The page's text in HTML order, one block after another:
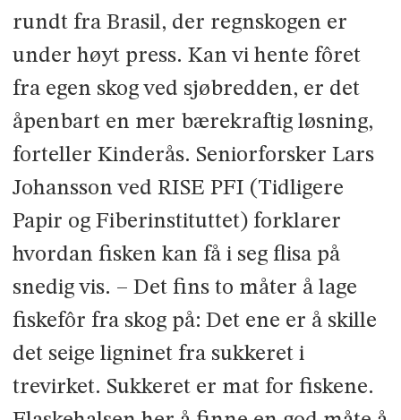
rundt fra Brasil, der regnskogen er
under høyt press. Kan vi hente fôret
fra egen skog ved sjøbredden, er det
åpenbart en mer bærekraftig løsning,
forteller Kinderås. Seniorforsker Lars
Johansson ved RISE PFI (Tidligere
Papir og Fiberinstituttet) forklarer
hvordan fisken kan få i seg flisa på
snedig vis. – Det fins to måter å lage
fiskefôr fra skog på: Det ene er å skille
det seige ligninet fra sukkeret i
trevirket. Sukkeret er mat for fiskene.